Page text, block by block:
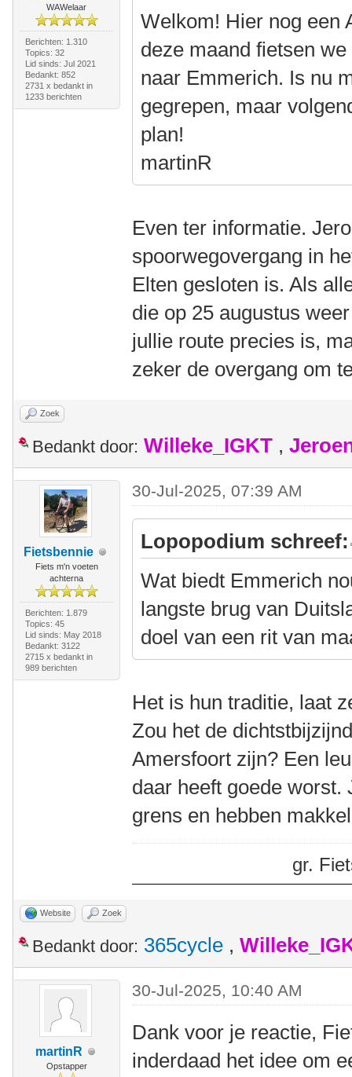
WAWelaar
Berichten: 1.310
Topics: 32
Lid sinds: Jul 2021
Bedankt: 852
2731 x bedankt in
1233 berichten
Welkom! Hier nog een
deze maand fietsen
naar Emmerich. Is nu
gegrepen, maar
plan!
martinR
Even ter informatie.
spoorwegovergang in
Elten gesloten is. Als
die op 25 augustus
jullie route precies is,
zeker de overgang om
Zoek
Bedankt door: Willeke_IGKT ,
Fietsbennie
Fiets m'n voeten
achterna
Berichten: 1.879
Topics: 45
Lid sinds: May 2018
Bedankt: 3122
2715 x bedankt in
989 berichten
30-Jul-2025, 07:39 AM
Lopopodium schreef:
Wat biedt Emmerich
langste brug van
doel van een rit van
Het is hun traditie, laat
Zou het de
Amersfoort zijn? Een
daar heeft goede
grens en hebben
gr.
Website Zoek
Bedankt door: 365cycle ,
martinR
Opstapper
30-Jul-2025, 10:40 AM
Dank voor je reactie,
inderdaad het idee om